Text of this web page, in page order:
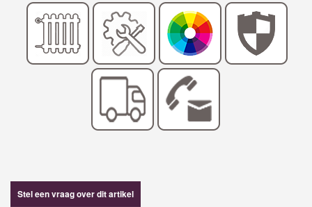
Stel een vraag over dit artikel